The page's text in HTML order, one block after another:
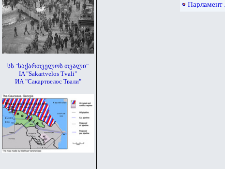
სს "საქართველოს თვალი"
IA "Sakartvelos Tvali"
ИА "Сакартвелос Твали"
Парламент